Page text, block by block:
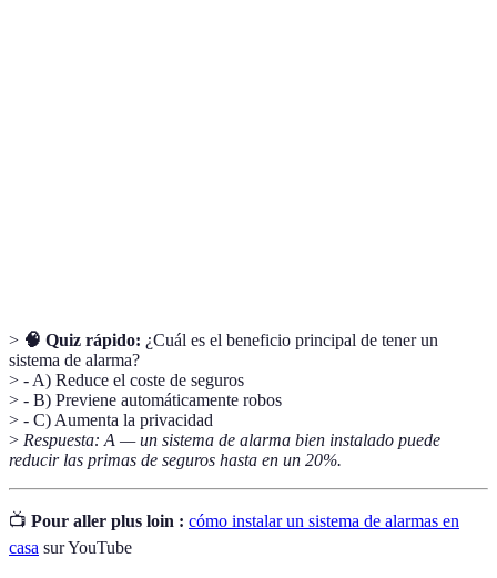
> 🧠 Quiz rápido: ¿Cuál es el beneficio principal de tener un
sistema de alarma?
> - A) Reduce el coste de seguros
> - B) Previene automáticamente robos
> - C) Aumenta la privacidad
> Respuesta: A — un sistema de alarma bien instalado puede
reducir las primas de seguros hasta en un 20%.
📺 Pour aller plus loin : cómo instalar un sistema de alarmas en
casa sur YouTube